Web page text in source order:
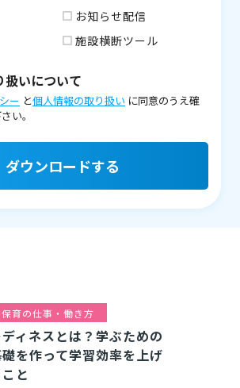
お知らせ配信
施設横断ツール
扱いについて
ー と個人情報の取り扱い に同意のうえ確
い。
ダウンロードする
保育の仕事・働き方
ディネスとは？学ぶための
を作って学習効率を上げ
と